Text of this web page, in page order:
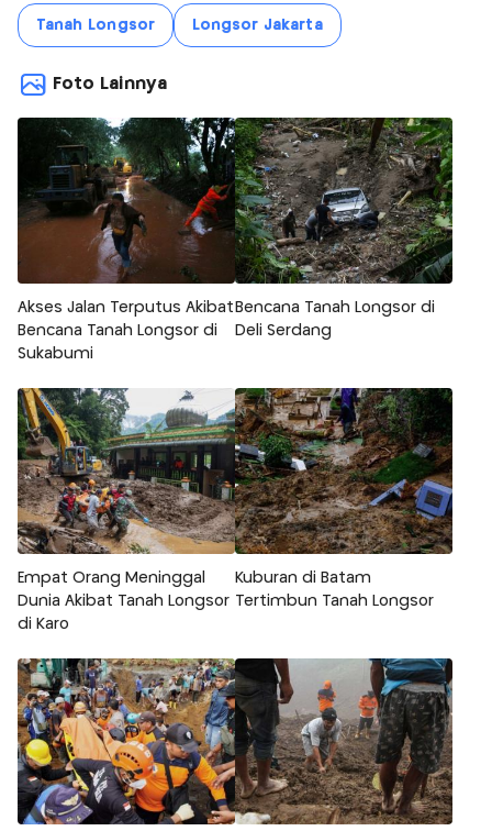
Tanah Longsor Longsor Jakarta
Foto Lainnya
Akses Jalan Terputus Akibat
Bencana Tanah Longsor di
Sukabumi
Bencana Tanah Longsor di
Deli Serdang
Empat Orang Meninggal
Dunia Akibat Tanah Longsor
di Karo
Kuburan di Batam
Tertimbun Tanah Longsor